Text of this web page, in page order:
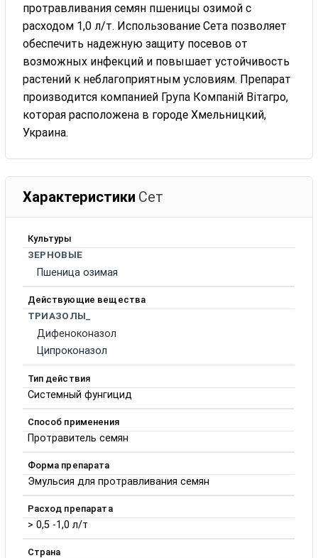
протравливания семян пшеницы озимой с
расходом 1,0 л/т. Использование Сета позволяет
обеспечить надежную защиту посевов от
возможных инфекций и повышает устойчивость
растений к неблагоприятным условиям. Препарат
производится компанией Група Компаній Вітагро,
которая расположена в городе Хмельницкий,
Украина.
Характеристики Сет
Культуры
ЗЕРНОВЫЕ
Пшеница озимая
Действующие вещества
ТРИАЗОЛЫ_
Дифеноконазол
Ципроконазол
Тип действия
Системный фунгицид
Способ применения
Протравитель семян
Форма препарата
Эмульсия для протравливания семян
Расход препарата
> 0,5 -1,0 л/т
Страна